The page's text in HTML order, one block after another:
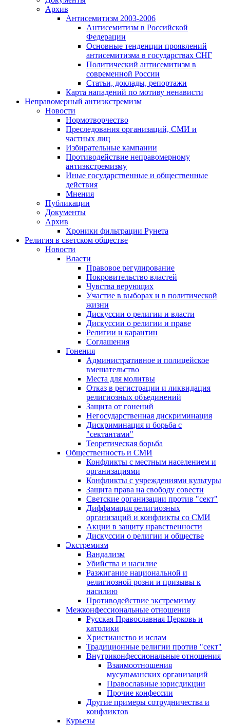
Архив
Антисемитизм 2003-2006
Антисемитизм в Российской
Федерации
Основные тенденции проявлений
антисемитизма в государствах СНГ
Политический антисемитизм в
современной России
Статьи, доклады, репортажи
Карта нападений по мотиву ненависти
Неправомерный антиэкстремизм
Новости
Нормотворчество
Преследования организаций, СМИ и
частных лиц
Избирательные кампании
Противодействие неправомерному
антиэкстремизму
Иные государственные и общественные
действия
Мнения
Публикации
Документы
Архив
Хроники фильтрации Рунета
Религия в светском обществе
Новости
Власти
Правовое регулирование
Покровительство властей
Чувства верующих
Участие в выборах и в политической
жизни
Дискуссии о религии и власти
Дискуссии о религии и праве
Религии и карантин
Соглашения
Гонения
Административное и полицейское
вмешательство
Места для молитвы
Отказ в регистрации и ликвидация
религиозных объединений
Защита от гонений
Негосударственная дискриминация
Дискриминация и борьба с
"сектантами"
Теоретическая борьба
Общественность и СМИ
Конфликты с местным населением и
организациями
Конфликты с учреждениями культуры
Защита права на свободу совести
Светские организации против "сект"
Диффамация религиозных
организаций и конфликты со СМИ
Акции в защиту нравственности
Дискуссии о религии и обществе
Экстремизм
Вандализм
Убийства и насилие
Разжигание национальной и
религиозной розни и призывы к
насилию
Противодействие экстремизму
Межконфессиональные отношения
Русская Православная Церковь и
католики
Христианство и ислам
Традиционные религии против "сект"
Внутриконфессиональные отношения
Взаимоотношения
мусульманских организаций
Православные юрисдикции
Прочие конфессии
Другие примеры сотрудничества и
конфликтов
Курьезы